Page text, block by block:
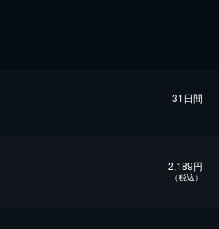
31日間
2,189円
（税込）